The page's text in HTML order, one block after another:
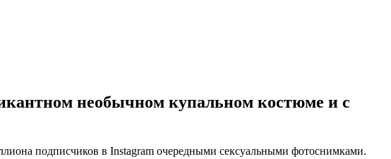
необычном купальном костюме и с
подписчиков в Instagram очередными сексуальными фотоснимками.